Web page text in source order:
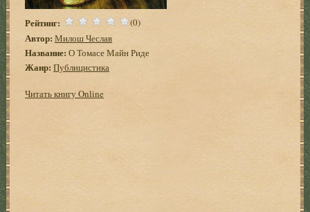
Рейтинг: (0)
Автор: Милош Чеслав
Название: О Томасе Майн Риде
Жанр: Публицистика
Читать книгу Online